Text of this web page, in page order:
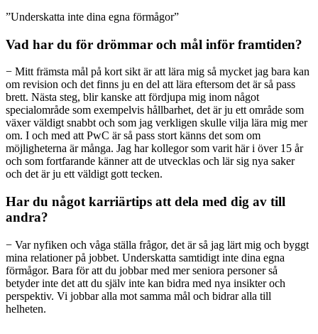
”Underskatta inte dina egna förmågor”
Vad har du för drömmar och mål inför framtiden?
− Mitt främsta mål på kort sikt är att lära mig så mycket jag bara kan
om revision och det finns ju en del att lära eftersom det är så pass
brett. Nästa steg, blir kanske att fördjupa mig inom något
specialområde som exempelvis hållbarhet, det är ju ett område som
växer väldigt snabbt och som jag verkligen skulle vilja lära mig mer
om. I och med att PwC är så pass stort känns det som om
möjligheterna är många. Jag har kollegor som varit här i över 15 år
och som fortfarande känner att de utvecklas och lär sig nya saker
och det är ju ett väldigt gott tecken.
Har du något karriärtips att dela med dig av till
andra?
− Var nyfiken och våga ställa frågor, det är så jag lärt mig och byggt
mina relationer på jobbet. Underskatta samtidigt inte dina egna
förmågor. Bara för att du jobbar med mer seniora personer så
betyder inte det att du själv inte kan bidra med nya insikter och
perspektiv. Vi jobbar alla mot samma mål och bidrar alla till
helheten.